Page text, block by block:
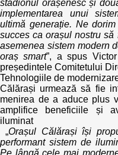
stadionul orășenesc și
implementarea unui
ultimă generație. Ne
succes ca orașul nostru
asemenea sistem modern
oraș smart”, a spus
președintele Comitetului
Tehnologiile de
Călărași urmează să fie
menirea de a aduce plus
amplifice beneficiile și
iluminat
„Orașul Călărași își
performant sistem de
Pe lângă cele mai